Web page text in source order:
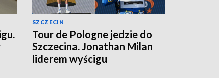
SZCZECIN
Tour de Pologne jedzie do
Szczecina. Jonathan Milan
liderem wyścigu